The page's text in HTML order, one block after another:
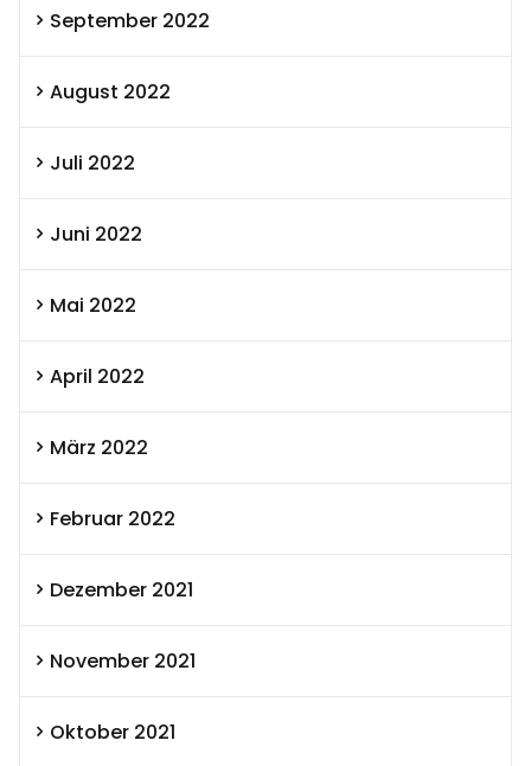
September 2022
August 2022
Juli 2022
Juni 2022
Mai 2022
April 2022
März 2022
Februar 2022
Dezember 2021
November 2021
Oktober 2021